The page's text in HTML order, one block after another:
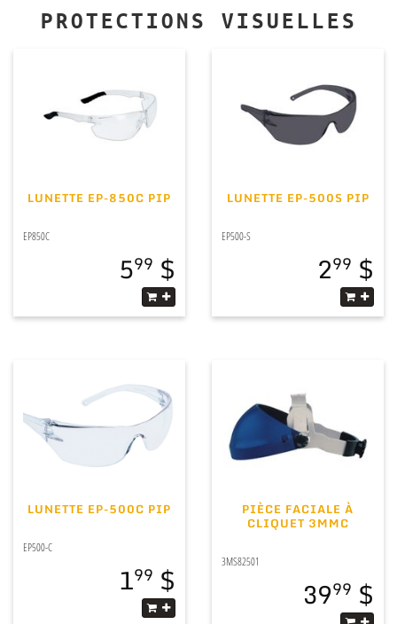
PROTECTIONS VISUELLES
LUNETTE EP-850C PIP
EP850C
599
LUNETTE EP-500S PIP
EP500-S
299
LUNETTE EP-500C PIP
EP500-C
199
PIÈCE FACIALE À
CLIQUET 3MMC
3MS82501
3999